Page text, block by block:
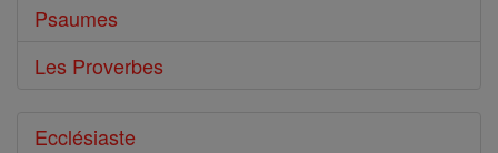
Psaumes
Les Proverbes
Ecclésiaste